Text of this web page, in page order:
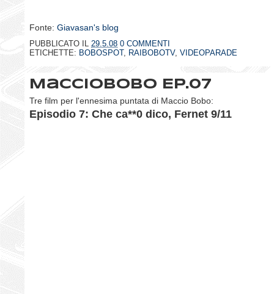
Fonte: Giavasan's blog
PUBBLICATO IL 29.5.08 0 COMMENTI
ETICHETTE: BOBOSPOT, RAIBOBOTV, VIDEOPARADE
MaccioBobo Ep.07
Tre film per l'ennesima puntata di Maccio Bobo:
Episodio 7: Che ca**0 dico, Fernet 9/11